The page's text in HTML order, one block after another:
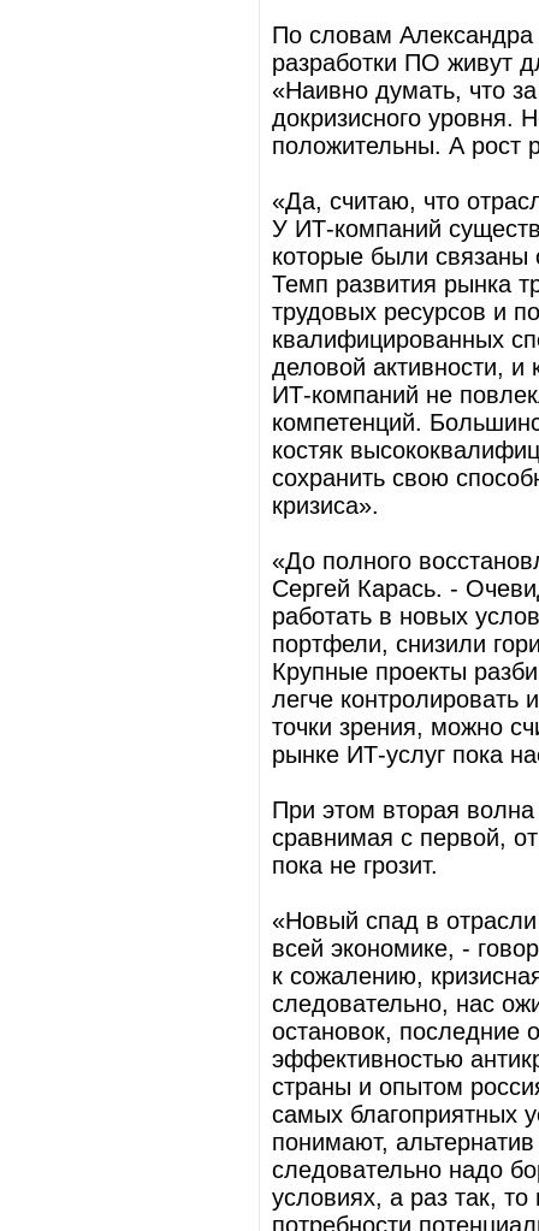
По словам Александра
разработки ПО живут
«Наивно думать, что
докризисного уровня.
положительны. А рост
«Да, считаю, что
У ИТ-компаний
которые были связаны
Темп развития рынка
трудовых ресурсов и
квалифицированных
деловой активности, и
ИТ-компаний не
компетенций.
костяк
сохранить свою
кризиса».
«До полного
Сергей Карась. -
работать в новых
портфели, снизили
Крупные проекты
легче
точки зрения, можно
рынке ИТ-услуг пока
При этом вторая
сравнимая с первой,
пока не грозит.
«Новый спад в
всей экономике, -
к сожалению,
следовательно, нас
остановок, последние
эффективностью
страны и опытом
самых благоприятных
понимают,
следовательно надо
условиях, а раз так,
потребности